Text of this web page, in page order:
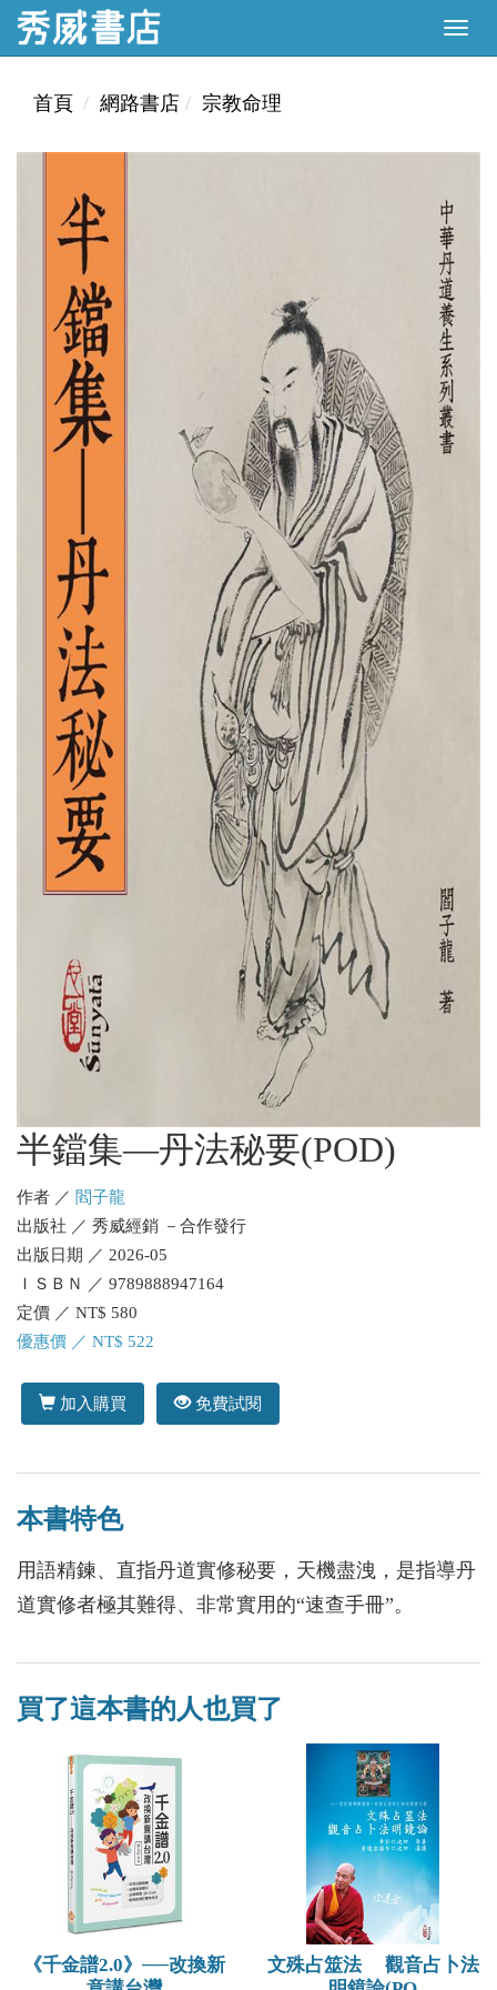
首頁 網路書店 宗教命理
半鐺集—丹法秘要(POD)
作者 ／ 閻子龍
出版社 ／ 秀威經銷 －合作發行
出版日期 ／ 2026-05
ＩＳＢＮ ／ 9789888947164
定價 ／ NT$ 580
優惠價 ／ NT$ 522
加入購買 免費試閱
本書特色
用語精鍊、直指丹道實修秘要，天機盡洩，是指導丹
道實修者極其難得、非常實用的“速查手冊”。
買了這本書的人也買了
《千金譜2.0》──改換新
文殊占筮法 觀音占卜法